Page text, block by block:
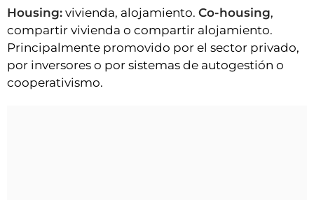
Housing: vivienda, alojamiento. Co-housing,
compartir vivienda o compartir alojamiento.
Principalmente promovido por el sector privado,
por inversores o por sistemas de autogestión o
cooperativismo.